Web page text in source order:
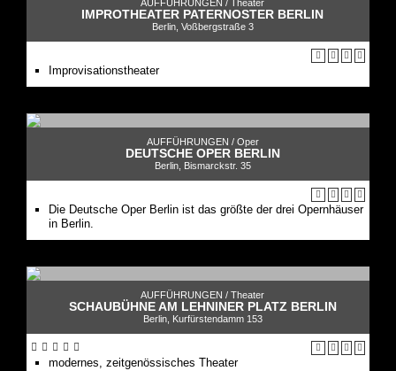
AUFFÜHRUNGEN / Theater
IMPROTHEATER PATERNOSTER BERLIN
Berlin, Voßbergstraße 3
Improvisationstheater
AUFFÜHRUNGEN / Oper
DEUTSCHE OPER BERLIN
Berlin, Bismarckstr. 35
Die Deutsche Oper Berlin ist das größte der drei Opernhäuser
in Berlin.
AUFFÜHRUNGEN / Theater
SCHAUBÜHNE AM LEHNINER PLATZ BERLIN
Berlin, Kurfürstendamm 153
modernes, zeitgenössisches Theater